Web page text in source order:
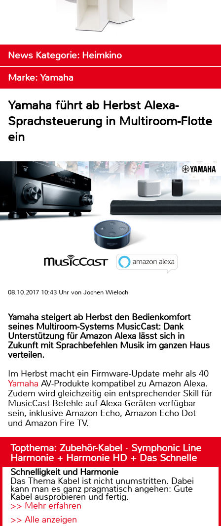
News Kategorie: Heimkino
Marke: Yamaha
Yamaha führt ab Herbst Alexa-
Sprachsteuerung in Multiroom-Flotte
ein
08.10.2017 10:43 Uhr von Jochen Wieloch
Yamaha steigert ab Herbst den Bedienkomfort
seines Multiroom-Systems MusicCast: Dank
Unterstützung für Amazon Alexa lässt sich in
Zukunft mit Sprachbefehlen Musik im ganzen Haus
verteilen.
Im Herbst macht ein Firmware-Update mehr als 40
Yamaha AV-Produkte kompatibel zu Amazon Alexa.
Zudem wird gleichzeitig ein entsprechender Skill für
MusicCast-Befehle auf Alexa-Geräten verfügbar
sein, inklusive Amazon Echo, Amazon Echo Dot
und Amazon Fire TV.
Topthema: Zubehör-Kabel · Symphonic Line
Harmonie + Harmonie HD + Das Schnelle
Schnelligkeit und Harmonie
Das Thema Kabel ist nicht unumstritten. Dabei
kann man es ganz pragmatisch angehen: Gute
Kabel ausprobieren und fertig.
>> Mehr erfahren
>> Alle anzeigen